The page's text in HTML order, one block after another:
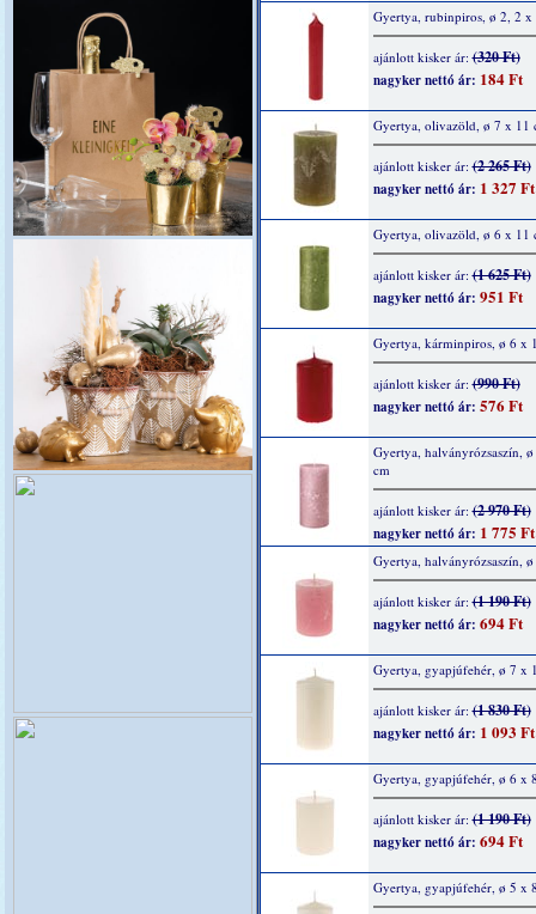
Gyertya, rubinpiros, ø 2, 2 x
ajánlott kisker ár:(320 Ft)
nagyker nettó ár: 184 Ft
Gyertya, olivazöld, ø 7 x 11
ajánlott kisker ár:(2 265 Ft)
nagyker nettó ár: 1 327 Ft
Gyertya, olivazöld, ø 6 x 11
ajánlott kisker ár:(1 625 Ft)
nagyker nettó ár: 951 Ft
Gyertya, kárminpiros, ø 6 x
ajánlott kisker ár:(990 Ft)
nagyker nettó ár: 576 Ft
Gyertya, halványrózsaszín,
cm
ajánlott kisker ár:(2 970 Ft)
nagyker nettó ár: 1 775 Ft
Gyertya, halványrózsaszín,
ajánlott kisker ár:(1 190 Ft)
nagyker nettó ár: 694 Ft
Gyertya, gyapjúfehér, ø 7 x
ajánlott kisker ár:(1 830 Ft)
nagyker nettó ár: 1 093 Ft
Gyertya, gyapjúfehér, ø 6 x
ajánlott kisker ár:(1 190 Ft)
nagyker nettó ár: 694 Ft
Gyertya, gyapjúfehér, ø 5 x